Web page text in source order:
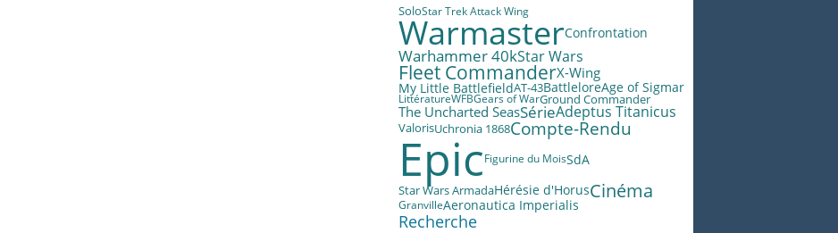
SoloStar Trek Attack Wing
WarmasterConfrontation
Warhammer 40kStar Wars
Fleet CommanderX-Wing
My Little BattlefieldAT-43BattleloreAge of Sigmar
LittératureWFBGears of WarGround Commander
The Uncharted SeasSérieAdeptus Titanicus
ValorisUchronia 1868Compte-Rendu
EpicFigurine du MoisSdA
Star Wars ArmadaHérésie d'HorusCinéma
GranvilleAeronautica Imperialis
Recherche